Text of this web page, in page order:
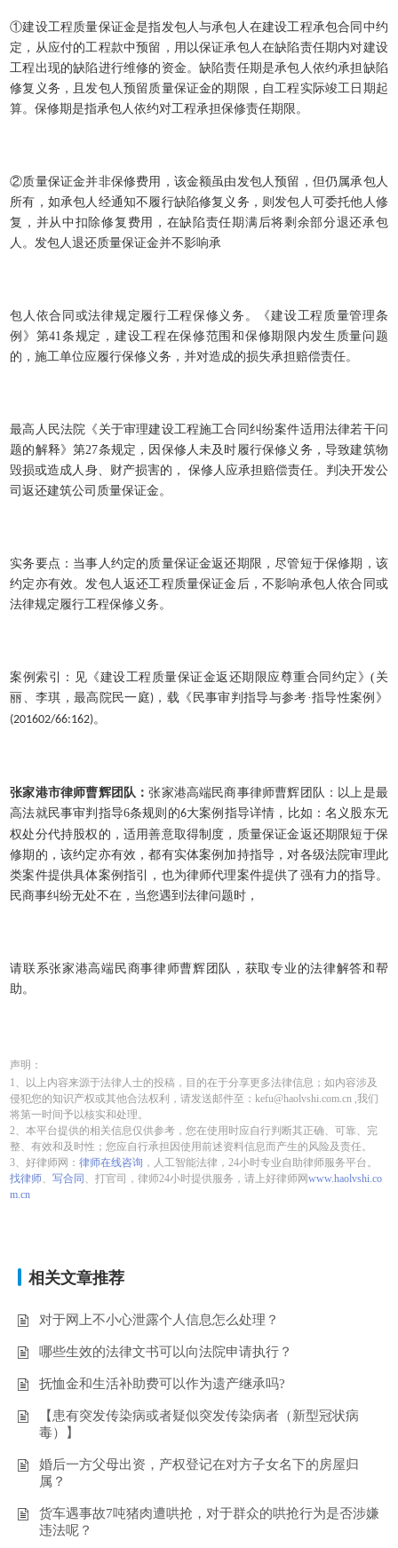
①建设工程质量保证金是指发包人与承包人在建设工程承包合同中约
定，从应付的工程款中预留，用以保证承包人在缺陷责任期内对建设
工程出现的缺陷进行维修的资金。缺陷责任期是承包人依约承担缺陷
修复义务，且发包人预留质量保证金的期限，自工程实际竣工日期起
算。保修期是指承包人依约对工程承担保修责任期限。
②质量保证金并非保修费用，该金额虽由发包人预留，但仍属承包人
所有，如承包人经通知不履行缺陷修复义务，则发包人可委托他人修
复，并从中扣除修复费用，在缺陷责任期满后将剩余部分退还承包
人。发包人退还质量保证金并不影响承
包人依合同或法律规定履行工程保修义务。《建设工程质量管理条
例》第41条规定，建设工程在保修范围和保修期限内发生质量问题
的，施工单位应履行保修义务，并对造成的损失承担赔偿责任。
最高人民法院《关于审理建设工程施工合同纠纷案件适用法律若干问
题的解释》第27条规定，因保修人未及时履行保修义务，导致建筑物
毁损或造成人身、财产损害的， 保修人应承担赔偿责任。判决开发公
司返还建筑公司质量保证金。
实务要点：当事人约定的质量保证金返还期限，尽管短于保修期，该
约定亦有效。发包人返还工程质量保证金后，不影响承包人依合同或
法律规定履行工程保修义务。
案例索引：见《建设工程质量保证金返还期限应尊重合同约定》(关
丽、李琪，最高院民一庭) ，载《民事审判指导与参考·指导性案例》
(201602/66:162)。
张家港市律师曹辉团队：张家港高端民商事律师曹辉团队：以上是最
高法就民事审判指导6条规则的6大案例指导详情，比如：名义股东无
权处分代持股权的，适用善意取得制度，质量保证金返还期限短于保
修期的，该约定亦有效，都有实体案例加持指导，对各级法院审理此
类案件提供具体案例指引，也为律师代理案件提供了强有力的指导。
民商事纠纷无处不在，当您遇到法律问题时，
请联系张家港高端民商事律师曹辉团队，获取专业的法律解答和帮
助。
声明：
1、以上内容来源于法律人士的投稿，目的在于分享更多法律信息；如内容涉及
侵犯您的知识产权或其他合法权利，请发送邮件至：kefu@haolvshi.com.cn ,我们
将第一时间予以核实和处理。
2、本平台提供的相关信息仅供参考，您在使用时应自行判断其正确、可靠、完
整、有效和及时性；您应自行承担因使用前述资料信息而产生的风险及责任。
3、好律师网：律师在线咨询 ，人工智能法律，24小时专业自助律师服务平台。
找律师、写合同 、打官司，律师24小时提供服务，请上好律师网www.haolvshi.co
m.cn
相关文章推荐
对于网上不小心泄露个人信息怎么处理？
哪些生效的法律文书可以向法院申请执行？
抚恤金和生活补助费可以作为遗产继承吗?
【患有突发传染病或者疑似突发传染病者（新型冠状病
毒）】
婚后一方父母出资，产权登记在对方子女名下的房屋归
属？
货车遇事故7吨猪肉遭哄抢，对于群众的哄抢行为是否涉嫌
违法呢？